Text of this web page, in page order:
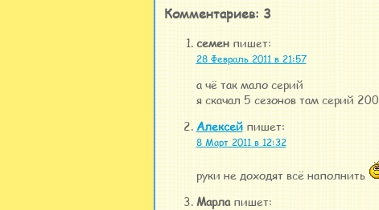
Комментариев: 3
семенпишет:
28 Февраль 2011 в 21:57
а чё так мало серий
я скачал 5 сезонов там серий 200
Алексейпишет:
8 Март 2011 в 12:32
руки не доходят всё наполнить
Марлапишет: